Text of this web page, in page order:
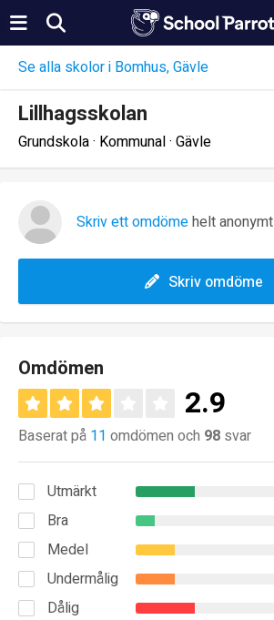
Se alla skolor i Bomhus, Gävle
Lillhagsskolan
Grundskola · Kommunal · Gävle
Skriv ett omdömehelt anonymt
Skriv omdöme
Omdömen
2.9
Baserat på 11 omdömen och 98 svar
Utmärkt
Bra
Medel
Undermålig
Dålig